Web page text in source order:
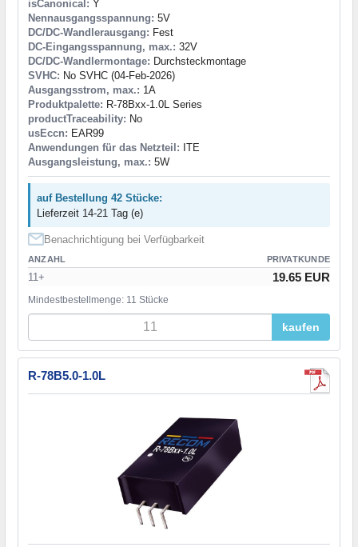
isCanonical: Y
Nennausgangsspannung: 5V
DC/DC-Wandlerausgang: Fest
DC-Eingangsspannung, max.: 32V
DC/DC-Wandlermontage: Durchsteckmontage
SVHC: No SVHC (04-Feb-2026)
Ausgangsstrom, max.: 1A
Produktpalette: R-78Bxx-1.0L Series
productTraceability: No
usEccn: EAR99
Anwendungen für das Netzteil: ITE
Ausgangsleistung, max.: 5W
auf Bestellung 42 Stücke:
Lieferzeit 14-21 Tag (e)
Benachrichtigung bei Verfügbarkeit
ANZAHL PRIVATKUNDE
11+ 19.65 EUR
Mindestbestellmenge: 11 Stücke
kaufen
R-78B5.0-1.0L